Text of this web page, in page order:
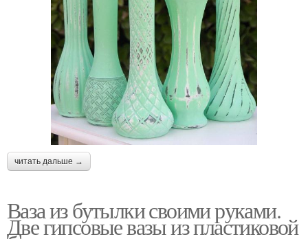
читать дальше →
Ваза из бутылки своими руками.
Две гипсовые вазы из пластиковой